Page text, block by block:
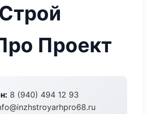
Проект
8 (940) 494 12 93